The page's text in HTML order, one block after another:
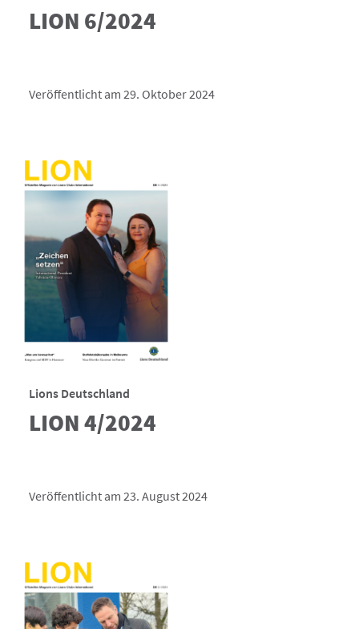
LION 6/2024
Veröffentlicht am 29. Oktober 2024
Lions Deutschland
LION 4/2024
Veröffentlicht am 23. August 2024